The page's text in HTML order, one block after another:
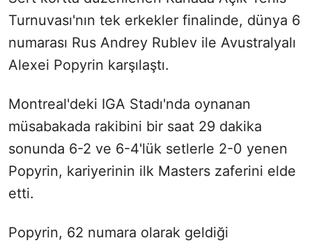
Turnuvası'nın tek erkekler finalinde, dünya 6
numarası Rus Andrey Rublev ile Avustralyalı
Alexei Popyrin karşılaştı.
Montreal'deki IGA Stadı'nda oynanan
müsabakada rakibini bir saat 29 dakika
sonunda 6-2 ve 6-4'lük setlerle 2-0 yenen
Popyrin, kariyerinin ilk Masters zaferini elde
etti.
Popyrin, 62 numara olarak geldiği